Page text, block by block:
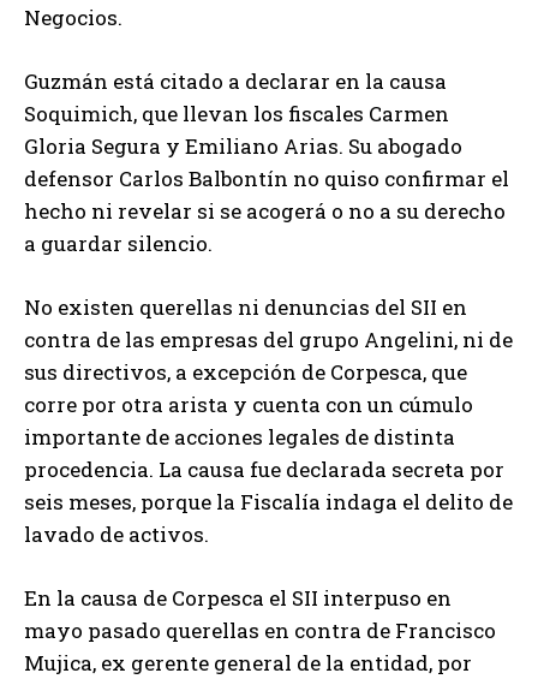
Negocios.
Guzmán está citado a declarar en la causa
Soquimich, que llevan los fiscales Carmen
Gloria Segura y Emiliano Arias. Su abogado
defensor Carlos Balbontín no quiso confirmar el
hecho ni revelar si se acogerá o no a su derecho
a guardar silencio.
No existen querellas ni denuncias del SII en
contra de las empresas del grupo Angelini, ni de
sus directivos, a excepción de Corpesca, que
corre por otra arista y cuenta con un cúmulo
importante de acciones legales de distinta
procedencia. La causa fue declarada secreta por
seis meses, porque la Fiscalía indaga el delito de
lavado de activos.
En la causa de Corpesca el SII interpuso en
mayo pasado querellas en contra de Francisco
Mujica, ex gerente general de la entidad, por